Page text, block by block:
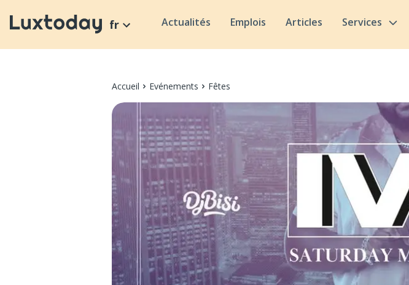
fr Actualités Emplois Articles Services
Accueil Evénements Fêtes